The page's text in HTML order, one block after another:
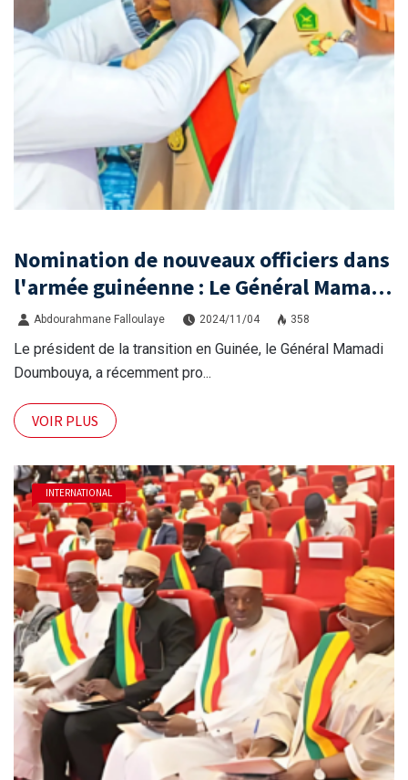
Nomination de nouveaux officiers dans
l'armée guinéenne : Le Général Mamadi
Doumbouya s'auto-promu
Abdourahmane Falloulaye 2024/11/04 358
Le président de la transition en Guinée, le Général Mamadi
Doumbouya, a récemment pro...
VOIR PLUS
INTERNATIONAL